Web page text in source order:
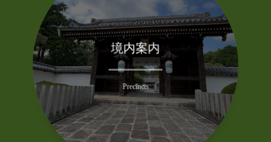
境内案内
Precincts
多田神社の境内のご案内です